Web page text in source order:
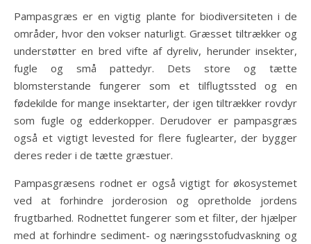
Pampasgræs er en vigtig plante for biodiversiteten i de
områder, hvor den vokser naturligt. Græsset tiltrækker og
understøtter en bred vifte af dyreliv, herunder insekter,
fugle og små pattedyr. Dets store og tætte
blomsterstande fungerer som et tilflugtssted og en
fødekilde for mange insektarter, der igen tiltrækker rovdyr
som fugle og edderkopper. Derudover er pampasgræs
også et vigtigt levested for flere fuglearter, der bygger
deres reder i de tætte græstuer.
Pampasgræsens rodnet er også vigtigt for økosystemet
ved at forhindre jorderosion og opretholde jordens
frugtbarhed. Rodnettet fungerer som et filter, der hjælper
med at forhindre sediment- og næringsstofudvaskning og